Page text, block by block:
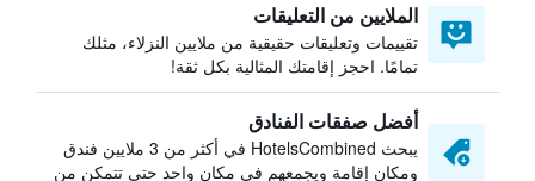
الملايين من التعليقات
تقييمات وتعليقات حقيقية من ملايين النزلاء، مثلك
تمامًا. احجز إقامتك المثالية بكل ثقة!
أفضل صفقات الفنادق
يبحث HotelsCombined في أكثر من 3 ملايين فندق
ومكان إقامة ويجمعهم في مكان واحد حتى تتمكن من